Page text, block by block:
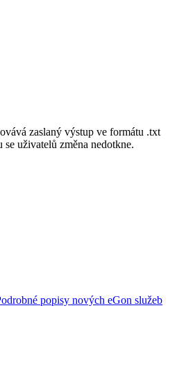
zaslaný výstup ve formátu .txt
uživatelů změna nedotkne.
popisy nových eGon služeb